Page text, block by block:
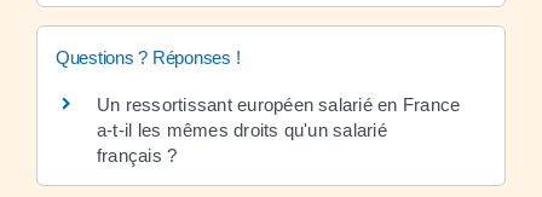
Questions ? Réponses !
Un ressortissant européen salarié en France
a-t-il les mêmes droits qu'un salarié
français ?